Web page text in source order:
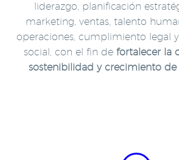
liderazgo, planificación
marketing, ventas, talento
operaciones, cumplimiento legal
social, con el fin de fortalecer la
sostenibilidad y crecimiento de